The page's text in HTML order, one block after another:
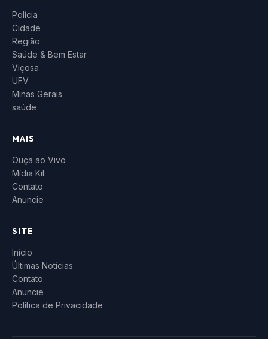
Polícia
Cidade
Região
Saúde & Bem Estar
Viçosa
UFV
Minas Gerais
saúde
MAIS
Ouça ao Vivo
Mídia Kit
Contato
Anuncie
SITE
Início
Últimas Notícias
Contato
Anuncie
Política de Privacidade